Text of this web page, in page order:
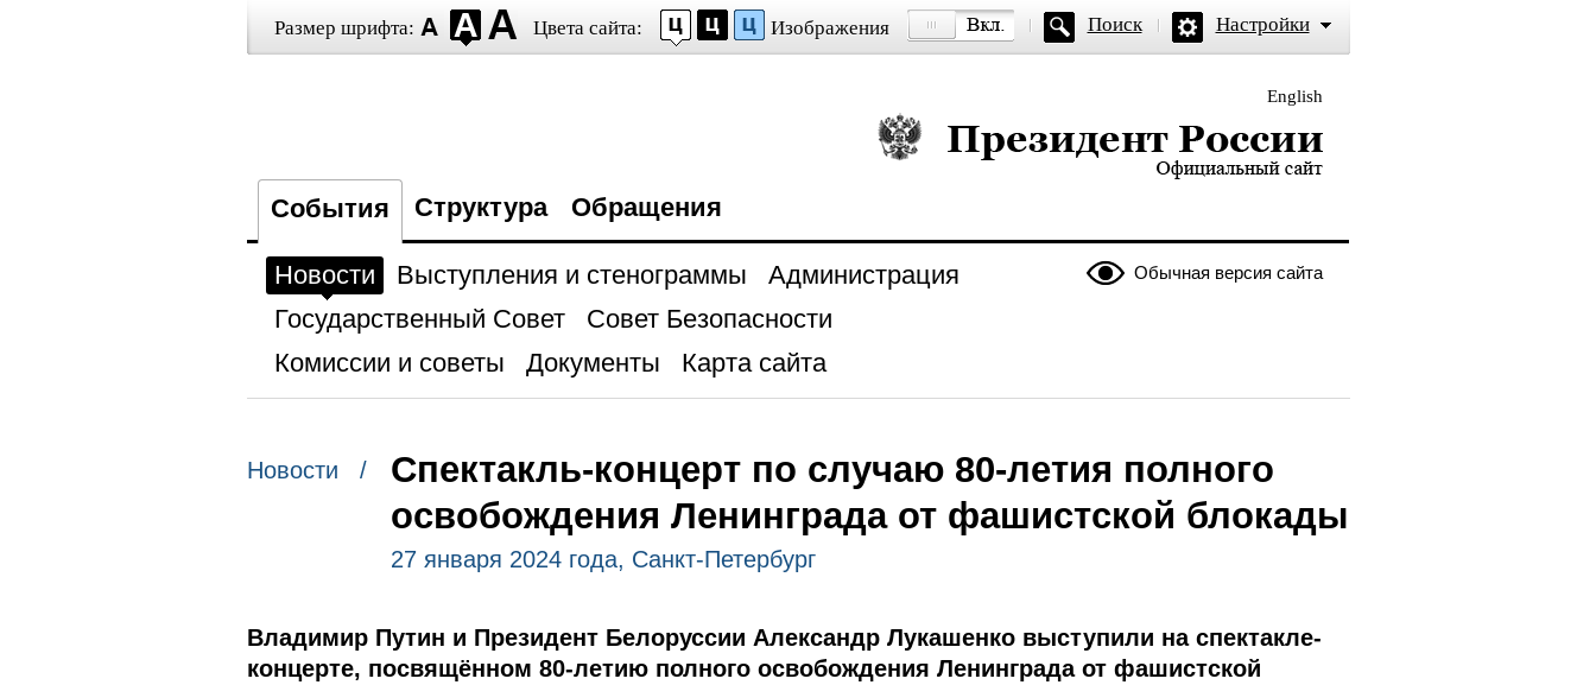
Размер шрифта: Цвета сайта: Изображения Поиск Настройки
English
Президент России — официальный сайт
События Структура Обращения
Обычная версия сайта
Новости Выступления и стенограммы
Администрация
Государственный Совет
Совет Безопасности
Комиссии и советы
Документы Карта сайта
Новости /
Спектакль-концерт по случаю 80-летия полного
освобождения Ленинграда от фашистской блокады
27 января 2024 года, Санкт-Петербург
Владимир Путин и Президент Белоруссии Александр Лукашенко выступили на спектакле-
концерте, посвящённом 80-летию полного освобождения Ленинграда от фашистской